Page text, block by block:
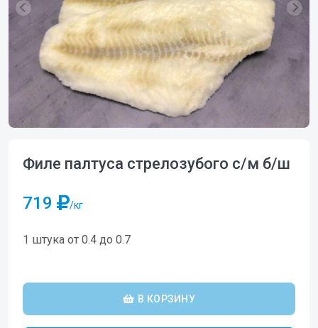
Филе палтуса стрелозубого с/м б/ш
719 /кг
1 штука от 0.4 до 0.7
В КОРЗИНУ